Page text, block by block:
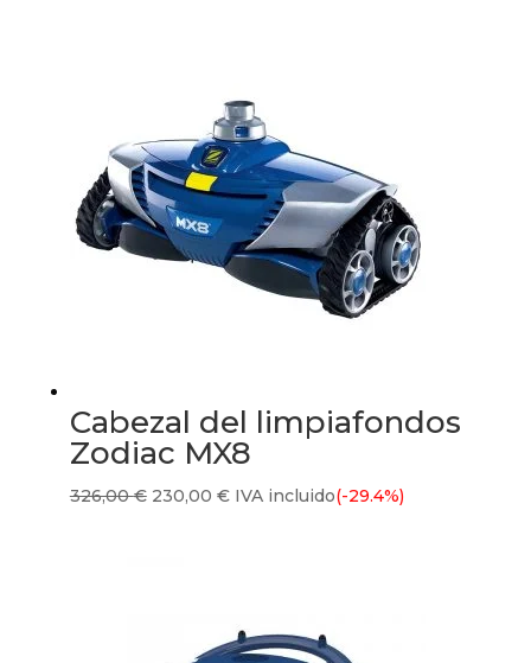
Cabezal del limpiafondos
Zodiac MX8
326,00€ El
230,00 €ElIVA incluido(-29.4%)